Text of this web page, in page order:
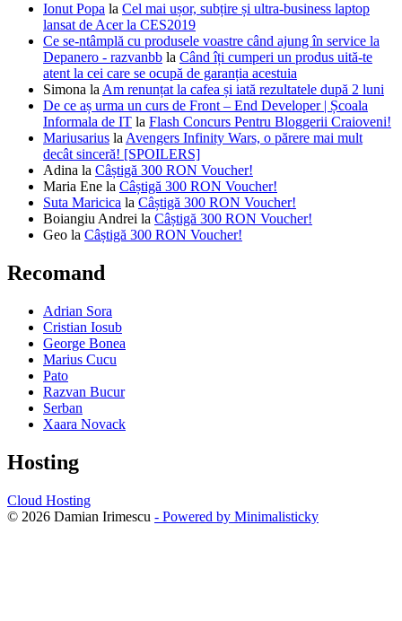
Ionut Popa la Cel mai ușor, subțire și ultra-business laptop
lansat de Acer la CES2019
Ce se-ntâmplă cu produsele voastre când ajung în service la
Depanero - razvanbb la Când îți cumperi un produs uită-te
atent la cei care se ocupă de garanția acestuia
Simona la Am renunțat la cafea și iată rezultatele după 2 luni
De ce aș urma un curs de Front – End Developer | Școala
Informala de IT la Flash Concurs Pentru Bloggerii Craioveni!
Mariusarius la Avengers Infinity Wars, o părere mai mult
decât sinceră! [SPOILERS]
Adina la Câștigă 300 RON Voucher!
Maria Ene la Câștigă 300 RON Voucher!
Suta Maricica la Câștigă 300 RON Voucher!
Boiangiu Andrei la Câștigă 300 RON Voucher!
Geo la Câștigă 300 RON Voucher!
Recomand
Adrian Sora
Cristian Iosub
George Bonea
Marius Cucu
Pato
Razvan Bucur
Serban
Xaara Novack
Hosting
Cloud Hosting
© 2026 Damian Irimescu - Powered by Minimalisticky